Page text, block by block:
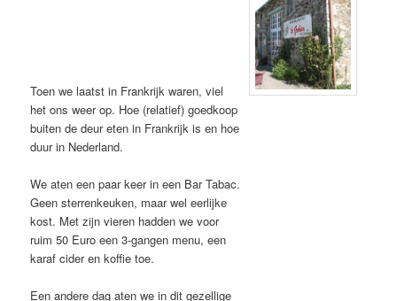
Toen we laatst in Frankrijk waren, viel
het ons weer op. Hoe (relatief) goedkoop
buiten de deur eten in Frankrijk is en hoe
duur in Nederland.
We aten een paar keer in een Bar Tabac.
Geen sterrenkeuken, maar wel eerlijke
kost. Met zijn vieren hadden we voor
ruim 50 Euro een 3-gangen menu, een
karaf cider en koffie toe.
Een andere dag aten we in dit gezellige